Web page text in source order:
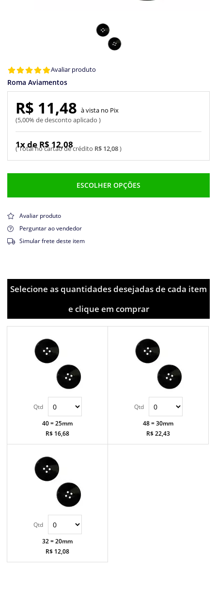
Avaliar produto
Roma Aviamentos
R$ 12,08
1x de R$ 12,08
R$ 11,48
5,00% de desconto aplicado
Pix
ESCOLHER OPÇÕES
Avaliar produto
Perguntar ao vendedor
Simular frete deste item
Selecione as quantidades desejadas de cada item
e clique em comprar
40 = 25mm
R$ 16,68
48 = 30mm
R$ 22,43
32 = 20mm
R$ 12,08